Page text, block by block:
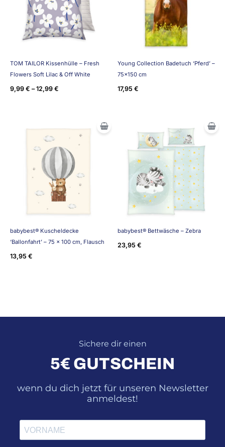
TOM TAILOR Kissenhülle – Fresh
Flowers Soft Lilac & Off White
9,99 € –12,99 €
Young Collection Badetuch ‘Pferd’ –
75×150 cm
17,95 €
babybest® Kuscheldecke
‘Ballonfahrt’ – 75 x 100 cm, Flausch
13,95 €
babybest® Bettwäsche – Zebra
23,95 €
Sichere dir einen
5€ GUTSCHEIN
wenn du dich jetzt für unseren Newsletter
anmeldest!